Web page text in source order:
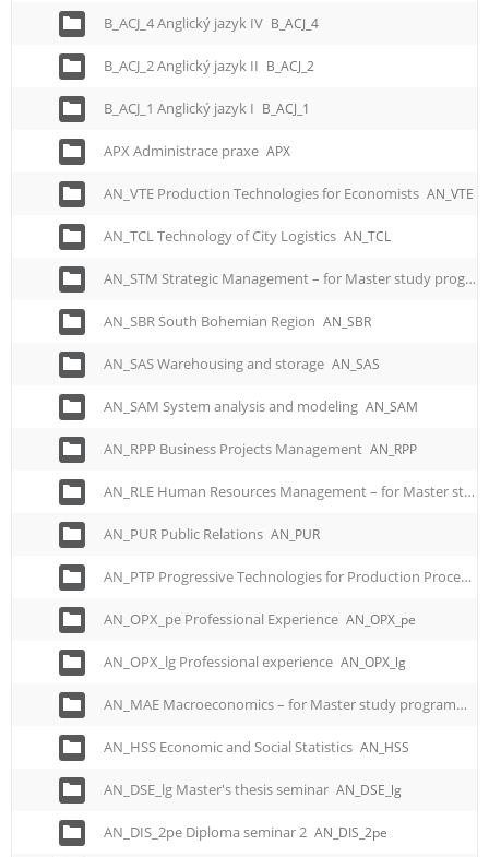
B_ACJ_4 Anglický jazyk IV B_ACJ_4
B_ACJ_2 Anglický jazyk II B_ACJ_2
B_ACJ_1 Anglický jazyk I B_ACJ_1
APX Administrace praxe APX
AN_VTE Production Technologies for Economists AN_VTE
AN_TCL Technology of City Logistics AN_TCL
AN_STM Strategic Management – for Master study programme
AN_SBR South Bohemian Region AN_SBR
AN_SAS Warehousing and storage AN_SAS
AN_SAM System analysis and modeling AN_SAM
AN_RPP Business Projects Management AN_RPP
AN_RLE Human Resources Management – for Master study programme
AN_PUR Public Relations AN_PUR
AN_PTP Progressive Technologies for Production Processes – for Master study programme
AN_OPX_pe Professional Experience AN_OPX_pe
AN_OPX_lg Professional experience AN_OPX_lg
AN_MAE Macroeconomics – for Master study programme
AN_HSS Economic and Social Statistics AN_HSS
AN_DSE_lg Master's thesis seminar AN_DSE_lg
AN_DIS_2pe Diploma seminar 2 AN_DIS_2pe